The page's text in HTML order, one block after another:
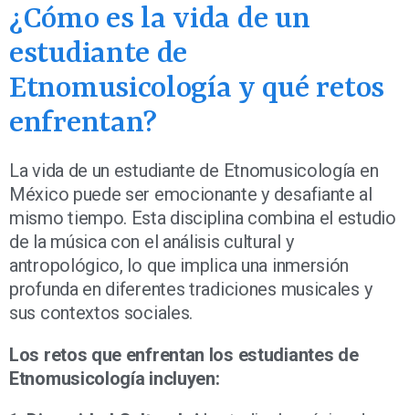
¿Cómo es la vida de un
estudiante de
Etnomusicología y qué retos
enfrentan?
La vida de un estudiante de Etnomusicología en
México puede ser emocionante y desafiante al
mismo tiempo. Esta disciplina combina el estudio
de la música con el análisis cultural y
antropológico, lo que implica una inmersión
profunda en diferentes tradiciones musicales y
sus contextos sociales.
Los retos que enfrentan los estudiantes de
Etnomusicología incluyen: